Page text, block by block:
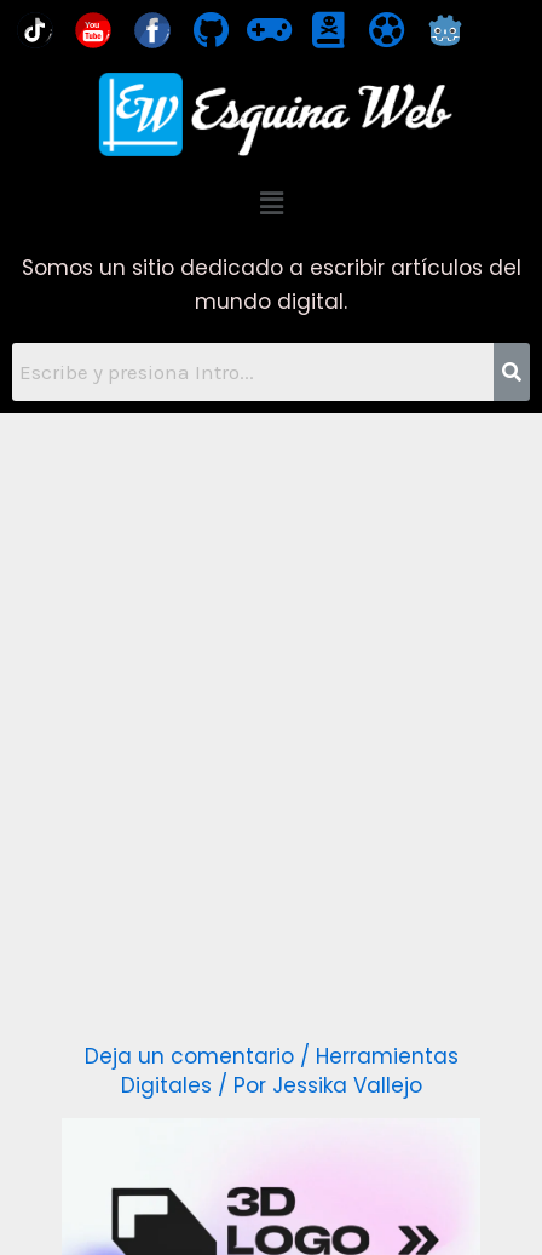
contenido
You
Menú
Somos un sitio dedicado a escribir artículos del
mundo digital.
Deja un comentario / Herramientas
Digitales / Por Jessika Vallejo